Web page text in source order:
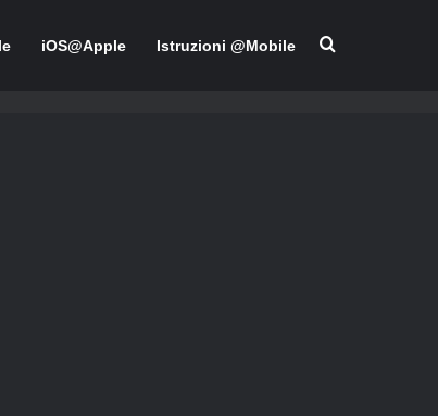
iOS@Apple Istruzioni @Mobile